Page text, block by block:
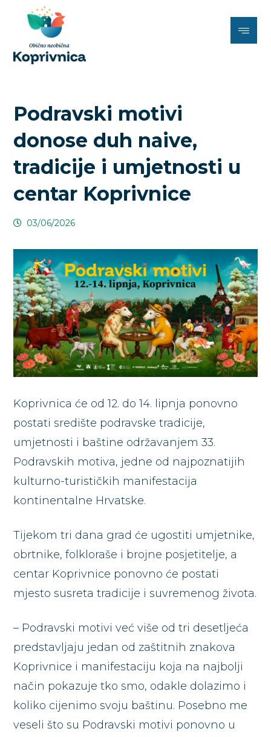
Podravski motivi
donose duh naive,
tradicije i umjetnosti u
centar Koprivnice
03/06/2026
Koprivnica će od 12. do 14. lipnja ponovno
postati središte podravske tradicije,
umjetnosti i baštine održavanjem 33.
Podravskih motiva, jedne od najpoznatijih
kulturno-turističkih manifestacija
kontinentalne Hrvatske.
Tijekom tri dana grad će ugostiti umjetnike,
obrtnike, folkloraše i brojne posjetitelje, a
centar Koprivnice ponovno će postati
mjesto susreta tradicije i suvremenog života.
– Podravski motivi već više od tri desetljeća
predstavljaju jedan od zaštitnih znakova
Koprivnice i manifestaciju koja na najbolji
način pokazuje tko smo, odakle dolazimo i
koliko cijenimo svoju baštinu. Posebno me
veseli što su Podravski motivi ponovno u